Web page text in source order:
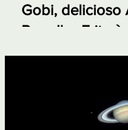
Gobi, delicioso
Repolho Frito à